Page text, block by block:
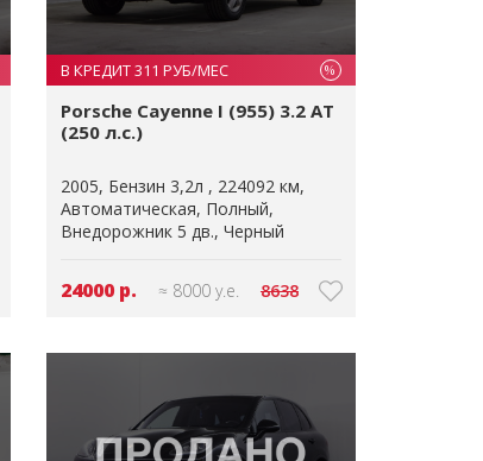
В КРЕДИТ 311 РУБ/МЕС %
Porsche Cayenne I (955) 3.2 AT
(250 л.с.)
2005 Бензин 3,2л
224092 км
Автоматическая Полный
Внедорожник 5 дв. Черный
24000 р. ≈ 8000 у.е. 8638